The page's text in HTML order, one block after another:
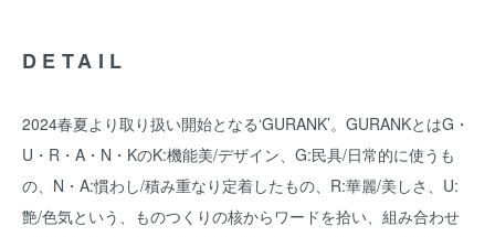
DETAIL
2024春夏より取り扱い開始となる‘GURANK’。GURANKとはG・
U・R・A・N・KのK:機能美/デザイン、G:民具/日常的に使うも
の、N・A:慣わし/積み重なり定着したもの、R:華麗/美しさ、U:
艶/色気という、ものつくりの核からワードを拾い、組み合わせ